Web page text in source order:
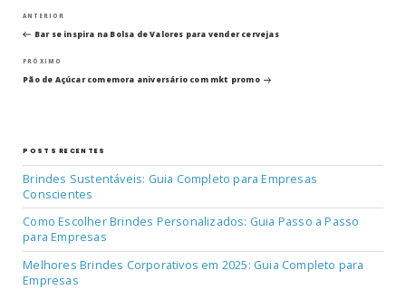
Navegação
de
Post
Post
anterior
ANTERIOR
Bar se inspira na Bolsa de Valores para vender cervejas
Próximo
post
PRÓXIMO
Pão de Açúcar comemora aniversário com mkt promo
POSTS RECENTES
Brindes Sustentáveis: Guia Completo para Empresas
Conscientes
Como Escolher Brindes Personalizados: Guia Passo a Passo
para Empresas
Melhores Brindes Corporativos em 2025: Guia Completo para
Empresas